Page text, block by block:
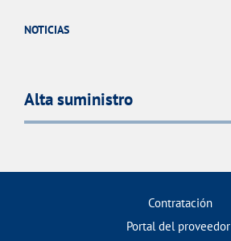
NOTICIAS
Alta suministro
Contratación
Portal del proveedor